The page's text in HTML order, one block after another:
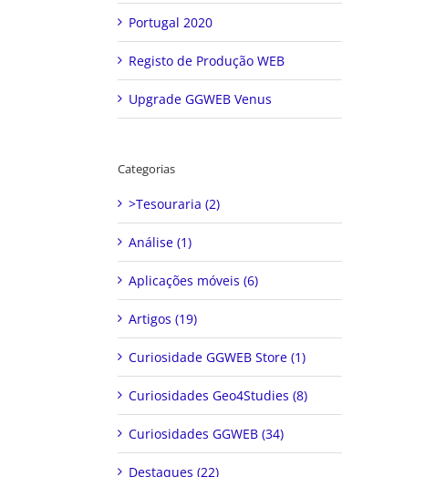
Portugal 2020
Registo de Produção WEB
Upgrade GGWEB Venus
Categorias
>Tesouraria (2)
Análise (1)
Aplicações móveis (6)
Artigos (19)
Curiosidade GGWEB Store (1)
Curiosidades Geo4Studies (8)
Curiosidades GGWEB (34)
Destaques (22)